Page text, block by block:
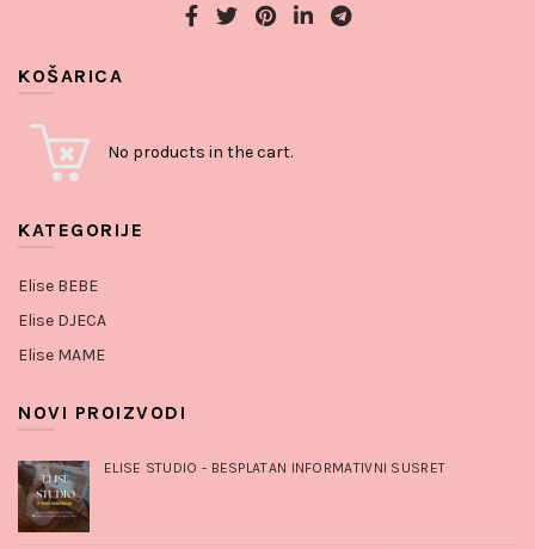
KOŠARICA
No products in the cart.
KATEGORIJE
Elise BEBE
Elise DJECA
Elise MAME
NOVI PROIZVODI
ELISE STUDIO - BESPLATAN INFORMATIVNI SUSRET